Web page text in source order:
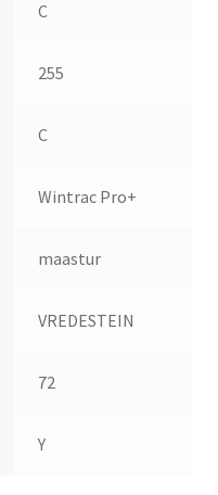
C
255
C
Wintrac Pro+
maastur
VREDESTEIN
72
Y